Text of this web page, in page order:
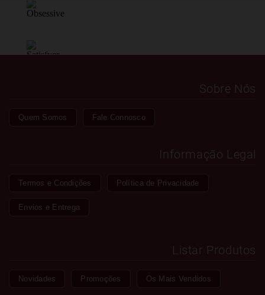
Sobre Nós
Quem Somos Fale Connosco
Informação Legal
Termos e Condições Política de Privacidade
Envios e Entrega
Listar Produtos
Novidades Promoções Os Mais Vendidos